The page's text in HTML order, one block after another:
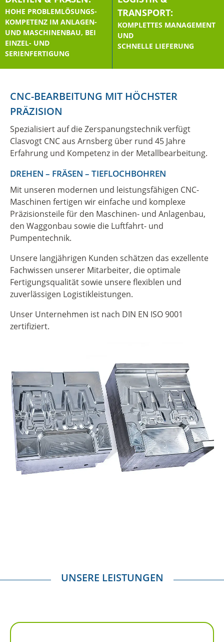
HOHE PROBLEM­LÖSUNGS­
KOMPETENZ IM ANLAGEN-
UND MASCHINENBAU, BEI
EINZEL- UND
SERIENFERTIGUNG
TRANSPORT:
KOMPLETTES MANAGEMENT
UND
SCHNELLE LIEFERUNG
CNC-BEARBEITUNG MIT HÖCHSTER
PRÄZISION
Spezialisiert auf die Zerspanungstechnik verfügt
Clasvogt CNC aus Arnsberg über rund 45 Jahre
Erfahrung und Kompetenz in der Metallbearbeitung.
DREHEN – FRÄSEN – TIEFLOCHBOHREN
Mit unseren modernen und leistungsfähigen CNC-
Maschinen fertigen wir einfache und komplexe
Präzisionsteile für den Maschinen- und Anlagenbau,
den Waggonbau sowie die Luftfahrt- und
Pumpentechnik.
Unsere langjährigen Kunden schätzen das exzellente
Fachwissen unserer Mitarbeiter, die optimale
Fertigungsqualität sowie unsere flexiblen und
zuverlässigen Logistikleistungen.
Unser Unternehmen ist nach DIN EN ISO 9001
zertifiziert.
UNSERE LEISTUNGEN